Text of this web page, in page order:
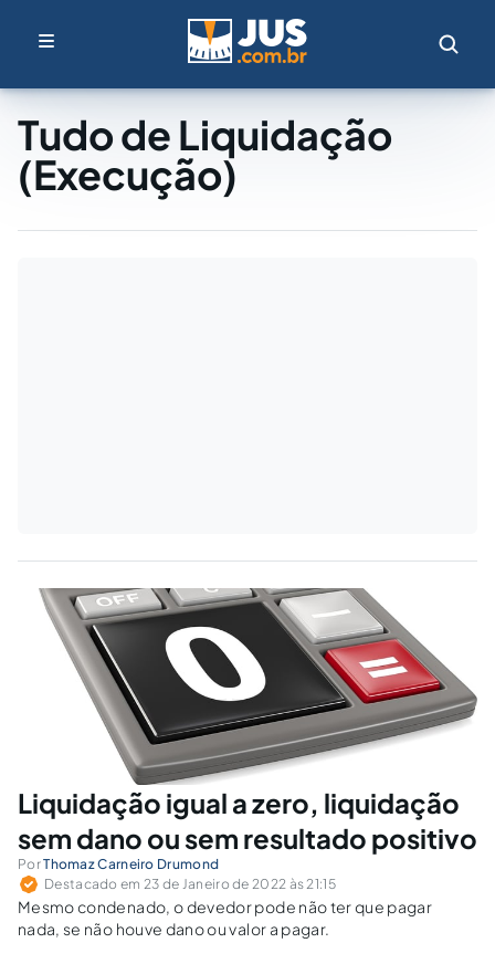
Tudo de Liquidação
(Execução)
Liquidação igual a zero, liquidação
sem dano ou sem resultado positivo
PorThomaz Carneiro Drumond
Destacado em 23 de Janeiro de 2022 às 21:15
Mesmo condenado, o devedor pode não ter que pagar
nada, se não houve dano ou valor a pagar.